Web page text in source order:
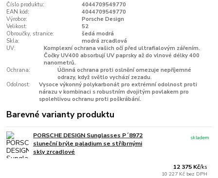
Číslo produktu:
4044709549770
EAN kód:
4044709549770
Výrobce:
Porsche Design
Velikost:
52
Obroučky, stranice:
šedá modrá
Skla:
modrá zrcadlová
UV:
Komplexní ochrana vašich očí před ultrafialovým zářením.
Čočky UV400 absorbují UV paprsky až do vlnové délky 400
nanometrů.
Ochrana:
Účinná ochrana proti oslnění omezuje nepříjemné
odrazy, když světlo vychází zezadu.
Odolnost:
Vysoce výkonný polykarbonát pro extrémní odolnost proti
nárazu v kombinaci s robustním dvojitým povlakem pro
spolehlivou ochranu proti poškrábání.
Barevné varianty produktu
PORSCHE DESIGN Sunglasses P´8972
sluneční brýle paladium se stříbrnými
skly zrcadlové
12 375 Kč/ks
10 227 Kč bez DPH
skladem